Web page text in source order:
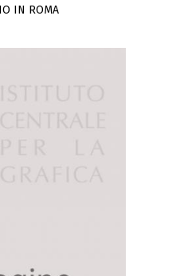
IN ROMA